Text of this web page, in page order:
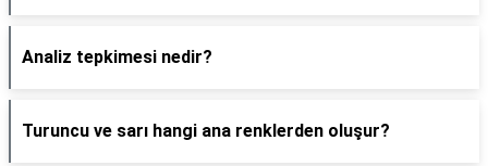
Analiz tepkimesi nedir?
Turuncu ve sarı hangi ana renklerden oluşur?